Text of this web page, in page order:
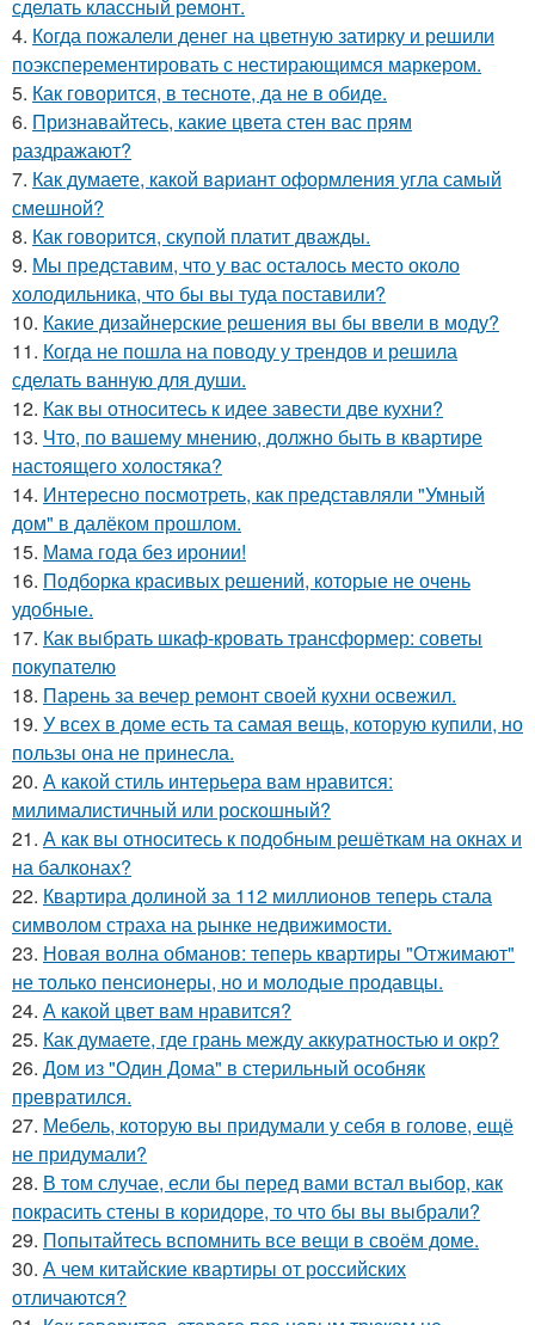
сделать классный ремонт.
4. Когда пожалели денег на цветную затирку и решили
поэксперементировать с нестирающимся маркером.
5. Как говорится, в тесноте, да не в обиде.
6. Признавайтесь, какие цвета стен вас прям
раздражают?
7. Как думаете, какой вариант оформления угла самый
смешной?
8. Как говорится, скупой платит дважды.
9. Мы представим, что у вас осталось место около
холодильника, что бы вы туда поставили?
10. Какие дизайнерские решения вы бы ввели в моду?
11. Когда не пошла на поводу у трендов и решила
сделать ванную для души.
12. Как вы относитесь к идее завести две кухни?
13. Что, по вашему мнению, должно быть в квартире
настоящего холостяка?
14. Интересно посмотреть, как представляли "Умный
дом" в далёком прошлом.
15. Мама года без иронии!
16. Подборка красивых решений, которые не очень
удобные.
17. Как выбрать шкаф-кровать трансформер: советы
покупателю
18. Парень за вечер ремонт своей кухни освежил.
19. У всех в доме есть та самая вещь, которую купили, но
пользы она не принесла.
20. А какой стиль интерьера вам нравится:
милималистичный или роскошный?
21. А как вы относитесь к подобным решёткам на окнах и
на балконах?
22. Квартира долиной за 112 миллионов теперь стала
символом страха на рынке недвижимости.
23. Новая волна обманов: теперь квартиры "Отжимают"
не только пенсионеры, но и молодые продавцы.
24. А какой цвет вам нравится?
25. Как думаете, где грань между аккуратностью и окр?
26. Дом из "Один Дома" в стерильный особняк
превратился.
27. Мебель, которую вы придумали у себя в голове, ещё
не придумали?
28. В том случае, если бы перед вами встал выбор, как
покрасить стены в коридоре, то что бы вы выбрали?
29. Попытайтесь вспомнить все вещи в своём доме.
30. А чем китайские квартиры от российских
отличаются?